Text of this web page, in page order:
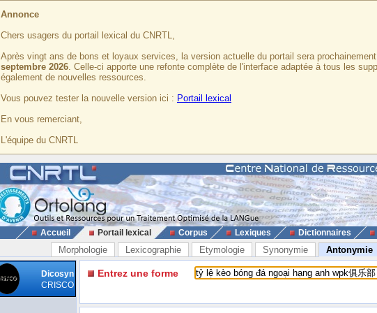
Annonce
Chers usagers du portail lexical du CNRTL,
Après vingt ans de bons et loyaux services, la version actuelle du portail sera
septembre 2026. Celle-ci apporte une refonte complète de l'interface adaptée à tous les
également de nouvelles ressources.
Vous pouvez tester la nouvelle version ici : Portail lexical
En vous remerciant,
L'équipe du CNRTL
Accueil Portail lexical Corpus Lexiques Dictionnaires
Morphologie Lexicographie Etymologie Synonymie Antonymie
Dicosyn
CRISCO
Entrez une forme